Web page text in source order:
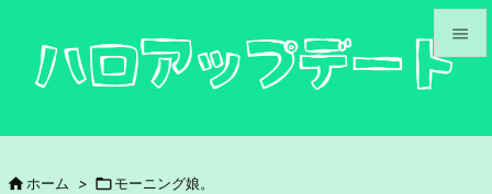



 ホーム > モーニング娘。